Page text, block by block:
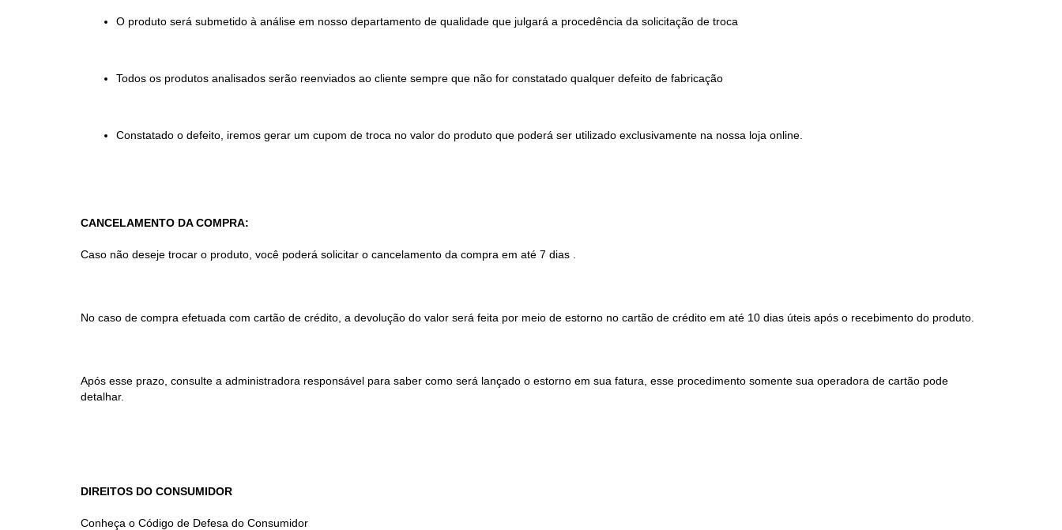
O produto será submetido à análise em nosso departamento de qualidade que julgará a procedência da solicitação de troca
Todos os produtos analisados serão reenviados ao cliente sempre que não for constatado qualquer defeito de fabricação
Constatado o defeito, iremos gerar um cupom de troca no valor do produto que poderá ser utilizado exclusivamente na nossa loja online.
CANCELAMENTO DA COMPRA:
Caso não deseje trocar o produto, você poderá solicitar o cancelamento da compra em até 7 dias .
No caso de compra efetuada com cartão de crédito, a devolução do valor será feita por meio de estorno no cartão de crédito em até 10 dias úteis após o recebimento do produto.
Após esse prazo, consulte a administradora responsável para saber como será lançado o estorno em sua fatura, esse procedimento somente sua operadora de cartão pode
detalhar.
DIREITOS DO CONSUMIDOR
Conheça o Código de Defesa do Consumidor